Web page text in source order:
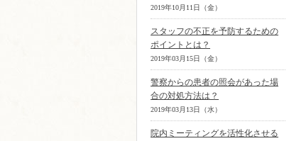
2019年10月11日（金）
スタッフの不正を予防するための
ポイントとは？
2019年03月15日（金）
警察からの患者の照会があった場
合の対処方法は？
2019年03月13日（水）
院内ミーティングを活性化させる